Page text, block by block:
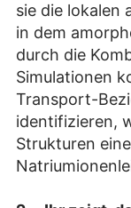
sie die lokalen
in dem
durch die
Simulationen
Transport-
identifizieren,
Strukturen